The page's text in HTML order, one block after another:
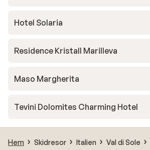
Hotel Solaria
Residence Kristall Marilleva
Maso Margherita
Tevini Dolomites Charming Hotel
Hem Skidresor Italien Val di Sole